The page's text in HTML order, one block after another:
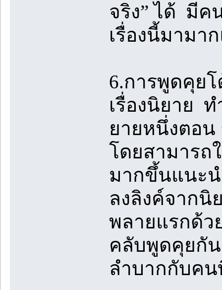
จริง” ได้ มีค
เรื่องนี้มามา
6.การพูดคุย
เรื่องนิยาย
ยายหนึ่งตอน
โดยสามารถ
มากขึ้นแนะน
ลงลิงค์จากนิ
พลายแรกด้ว
คลับพูดคุยกัน
ลำบากกับค